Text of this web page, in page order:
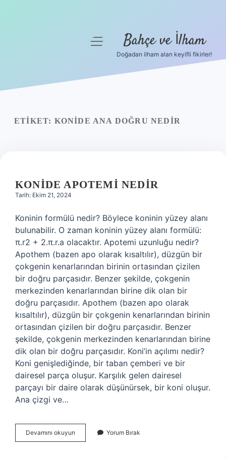
Yasal Uyarı
menüyü
Bahçe ve İlham
Doğadan ilham alan keyifli fikirler!
ETIKET: KONIDE ANA DOĞRU NEDIR
KONIDE APOTEMI NEDIR
Tarih: Ekim 21, 2024
Koninin formülü nedir? Böylece koninin yüzey alanı
bulunabilir. O zaman koninin yüzey alanı formülü:
π.r2 + 2.π.r.a olacaktır. Apotemi uzunluğu nedir?
Apothem (bazen apo olarak kısaltılır), düzgün bir
çokgenin kenarlarından birinin ortasından çizilen
bir doğru parçasıdır. Benzer şekilde, çokgenin
merkezinden kenarlarından birine dik olan bir
doğru parçasıdır. Apothem (bazen apo olarak
kısaltılır), düzgün bir çokgenin kenarlarından birinin
ortasından çizilen bir doğru parçasıdır. Benzer
şekilde, çokgenin merkezinden kenarlarından birine
dik olan bir doğru parçasıdır. Koni’in açılımı nedir?
Koni genişlediğinde, bir taban çemberi ve bir
dairesel parça oluşur. Karşılık gelen dairesel
parçayı bir daire olarak düşünürsek, bir koni oluşur.
Ana çizgi ve…
Devamını okuyun
Apotemi
Yorum Bırak